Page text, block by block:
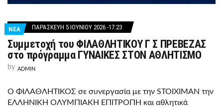
ΝΕΑ ΠΑΡΑΣΚΕΥΉ 5 ΙΟΥΝΊΟΥ 2026 -17:23
Συμμετοχή του ΦΙΛΑΘΛΗΤΙΚΟΥ Γ Σ ΠΡΕΒΕΖΑΣ
στο πρόγραμμα ΓΥΝΑΙΚΕΣ ΣΤΟΝ ΑΘΛΗΤΙΣΜΟ
by ADMIN
Ο ΦΙΛΑΘΛΗΤΙΚΟΣ σε συνεργασία με την STOIXIMAN την
ΕΛΛΗΝΙΚΗ ΟΛΥΜΠΙΑΚΗ ΕΠΙΤΡΟΠΗ και αθλητικά